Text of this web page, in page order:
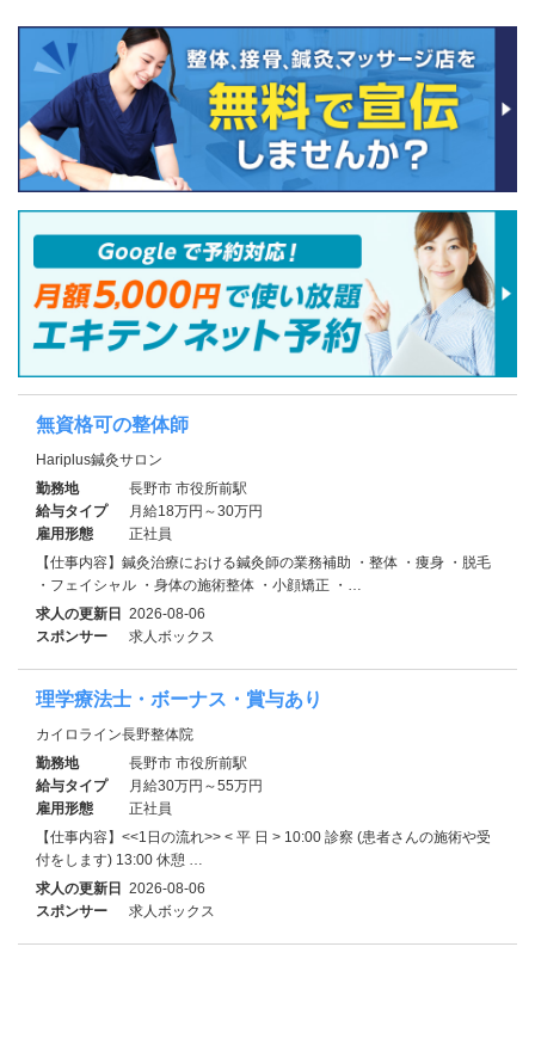
無資格可の整体師
Hariplus鍼灸サロン
勤務地
長野市 市役所前駅
給与タイプ
月給18万円～30万円
雇用形態
正社員
【仕事内容】鍼灸治療における鍼灸師の業務補助 ・整体 ・痩身 ・脱毛
・フェイシャル ・身体の施術整体 ・小顔矯正 ・…
求人の更新日 2026-08-06
スポンサー
求人ボックス
理学療法士・ボーナス・賞与あり
カイロライン長野整体院
勤務地
長野市 市役所前駅
給与タイプ
月給30万円～55万円
雇用形態
正社員
【仕事内容】<<1日の流れ>> < 平 日 > 10:00 診察 (患者さんの施術や受
付をします) 13:00 休憩 …
求人の更新日 2026-08-06
スポンサー
求人ボックス